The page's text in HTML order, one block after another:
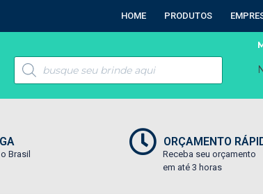
HOME PRODUTOS
Brasil
ORÇAMENTO
Receba seu orçamento
em até 3 horas